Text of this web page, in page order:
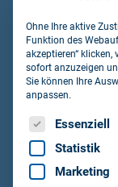
nachträglichen
Ohne Ihre aktive
Funktion des
akzeptieren“
sofort anzuzeigen
Sie können Ihre
anpassen.
Es folgt eine
Essenziell
Statistik
Marketing